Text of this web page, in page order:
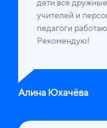
дети все
учителей и
педагоги
Рекомендую!
Алина Юхачёва